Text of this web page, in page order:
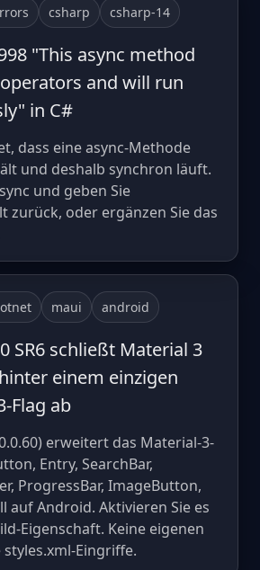
csharp csharp-14
"This async method
and will run
in C#
dass eine async-Methode
und deshalb synchron läuft.
und geben Sie
zurück, oder ergänzen Sie das
maui android
SR6 schließt Material 3
einem einzigen
Flag ab
erweitert das Material-3-
Entry, SearchBar,
ProgressBar, ImageButton,
auf Android. Aktivieren Sie es
Eigenschaft. Keine eigenen
styles.xml-Eingriffe.